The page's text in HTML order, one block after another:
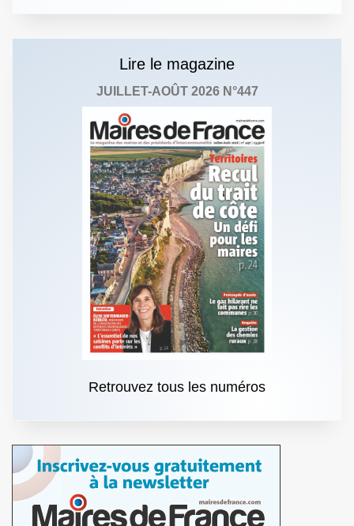
Lire le magazine
JUILLET-AOÛT 2026 N°447
Retrouvez tous les numéros